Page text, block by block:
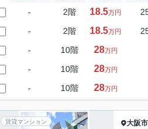
- 2階 18.5万円
- 2階 18.5万円
- 10階 28万円
- 10階 28万円
- 10階 28万円
賃貸マンション 大阪